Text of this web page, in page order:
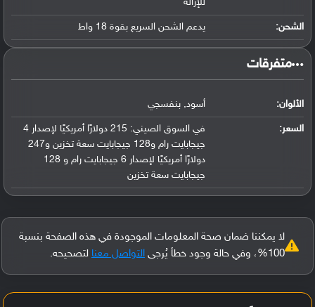
للإزالة
الشحن: يدعم الشحن السريع بقوة 18 واط
‏متفرقات‏
الألوان: أسود, بنفسجي
السعر:
في السوق الصيني: 215 دولارًا أمريكيًا لإصدار 4
جيجابايت رام و128 جيجابايت سعة تخزين و247
دولارًا أمريكيًا لإصدار 6 جيجابايت رام و 128
جيجابايت سعة تخزين
لا يمكننا ضمان صحة المعلومات الموجودة في هذه الصفحة بنسبة
100%، وفي حالة وجود خطأ يُرجى
التواصل معنا لتصحيحه.